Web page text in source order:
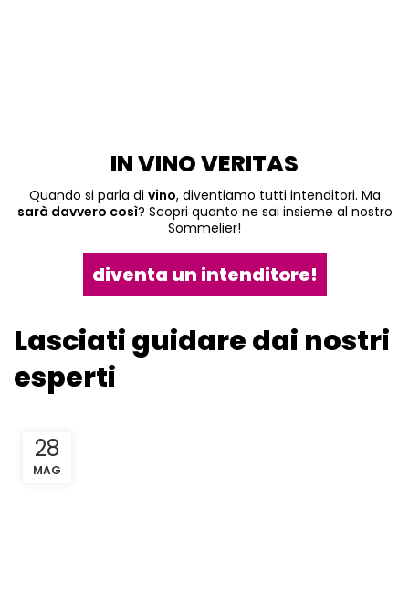
IN VINO VERITAS
Quando si parla di vino, diventiamo tutti intenditori. Ma
sarà davvero così? Scopri quanto ne sai insieme al nostro
Sommelier!
diventa un intenditore!
Lasciati guidare dai nostri
esperti
28
MAG